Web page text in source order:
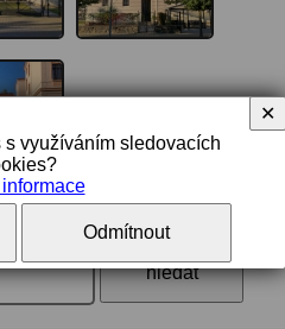
využíváním sledovacích
Odmítnout
✕